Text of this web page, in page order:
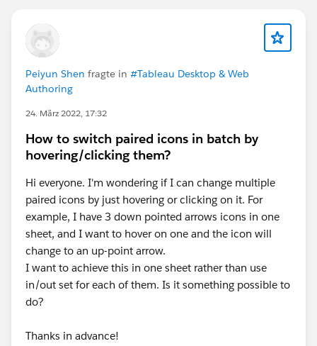
Peiyun Shen fragte in #Tableau Desktop & Web
Authoring
24. März 2022, 17:32
How to switch paired icons in batch by
hovering/clicking them?
Hi everyone. I'm wondering if I can change multiple
paired icons by just hovering or clicking on it. For
example, I have 3 down pointed arrows icons in one
sheet, and I want to hover on one and the icon will
change to an up-point arrow.
I want to achieve this in one sheet rather than use
in/out set for each of them. Is it something possible to
do?
Thanks in advance!